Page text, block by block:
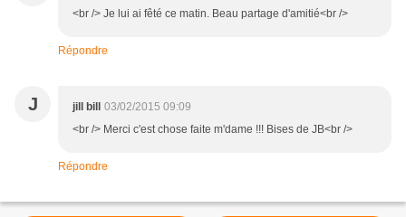
<br /> Je lui ai fêté ce matin. Beau partage d'amitié<br />
Répondre
J jill bill
03/02/2015 09:09
<br /> Merci c'est chose faite m'dame !!! Bises de JB<br />
Répondre